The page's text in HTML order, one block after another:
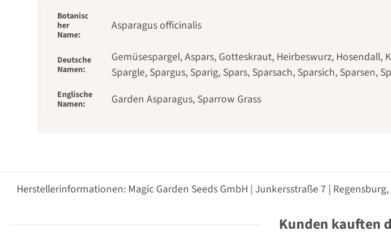
Botanisc
her
Name:
Asparagus officinalis
Deutsche
Namen:
Gemüsespargel, Aspars, Gotteskraut, Heirbeswurz,
Spargle, Spargus, Sparig, Spars, Sparsach, Sparsich, Sparsen,
Englische
Namen:
Garden Asparagus, Sparrow Grass
Herstellerinformationen: Magic Garden Seeds GmbH | Junkersstraße 7 |
Kunden kauften